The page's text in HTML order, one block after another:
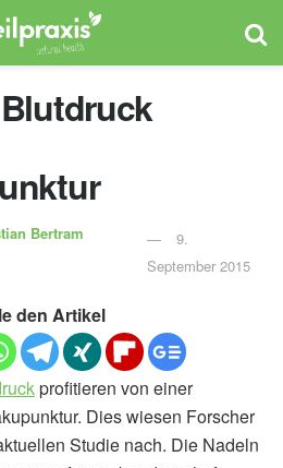
Bertram
9.
September 2015
den Artikel
profitieren von einer
Dies wiesen Forscher
Studie nach. Die Nadeln